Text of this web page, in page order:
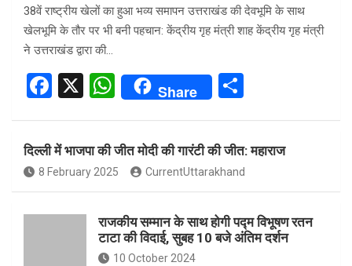
38वें राष्ट्रीय खेलों का हुआ भव्य समापन उत्तराखंड की देवभूमि के साथ
खेलभूमि के तौर पर भी बनी पहचान: केंद्रीय गृह मंत्री शाह केंद्रीय गृह मंत्री
ने उत्तराखंड द्वारा की…
F
ce
b
o
o
X
W
at
s
A
p
p
Share
e
दिल्ली में भाजपा की जीत मोदी की गारंटी की जीत: महाराज
8 February 2025 CurrentUttarakhand
राजकीय सम्मान के साथ होगी पद्म विभूषण रतन
टाटा की विदाई, सुबह 10 बजे अंतिम दर्शन
10 October 2024